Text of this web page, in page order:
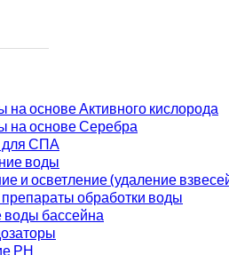
на основе Активного кислорода
на основе Серебра
для СПА
воды
и осветление (удаление
обработки воды
бассейна
РН